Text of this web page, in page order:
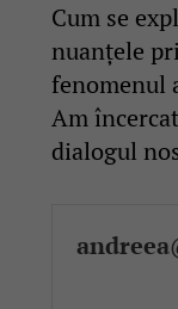
Cum se
nuanțele
fenomenul
Am
dialogul